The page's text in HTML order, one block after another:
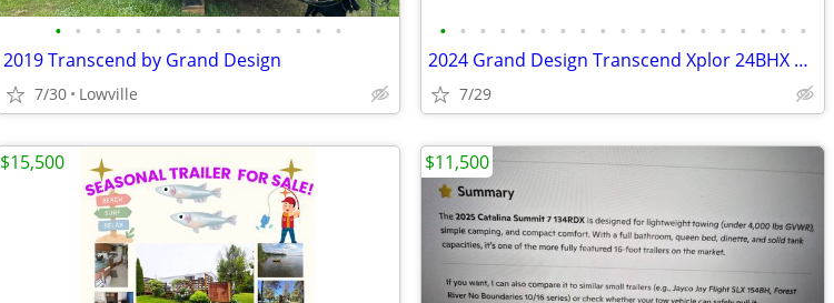
• • • • • • • • • • • • • • •
2019 Transcend by Grand Design
7/30 Lowville
• • • • • • • • • • • • • • • • • • •
2024 Grand Design Transcend Xplor 24BHX Travel Trailer
7/29
$15,500 $11,500